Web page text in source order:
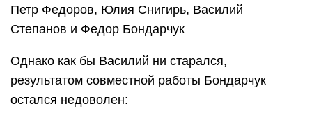
Петр Федоров, Юлия Снигирь, Василий
Степанов и Федор Бондарчук
Однако как бы Василий ни старался,
результатом совместной работы Бондарчук
остался недоволен: